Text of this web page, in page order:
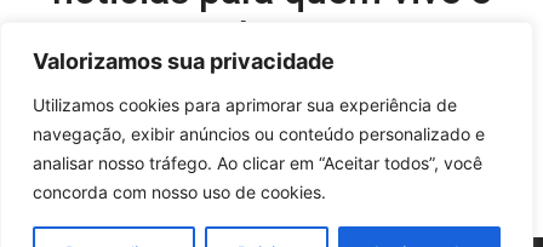
Valorizamos sua privacidade
Utilizamos cookies para aprimorar sua experiência de
navegação, exibir anúncios ou conteúdo personalizado e
analisar nosso tráfego. Ao clicar em “Aceitar todos”, você
concorda com nosso uso de cookies.
acompanha o esporte.
Editor-chefe e comercial do site:
Flavio Perez –flavio@onboardsports.net
+55 11 99949-8035